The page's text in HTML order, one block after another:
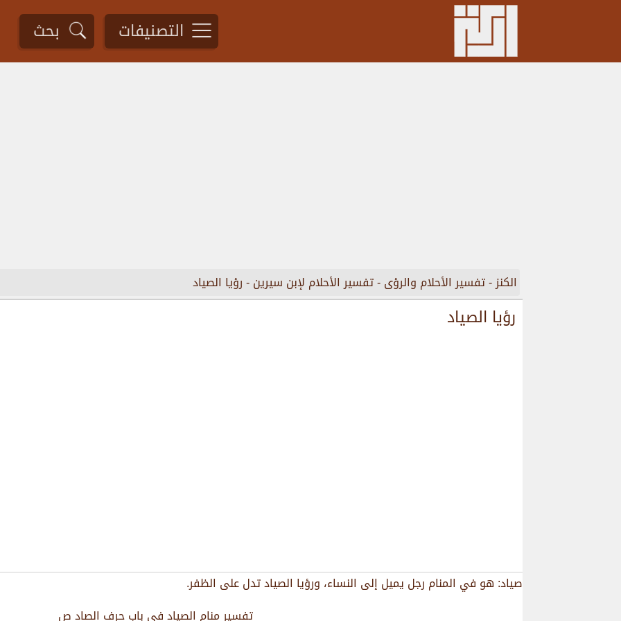
التصنيفات بحث
الكنز-تفسير الأحلام والرؤى-تفسير الأحلام لإبن سيرين-رؤيا الصياد
رؤيا الصياد
صياد: هو في المنام رجل يميل إلى النساء، ورؤيا الصياد تدل على الظفر.
تفسير منام الصياد في باب حرف الصاد ص